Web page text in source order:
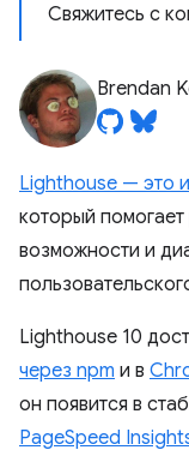
Свяжитесь с
Brendan
Lighthouse — это
который
возможности и
Lighthouse 10
через npm и в
он появится в
PageSpeed